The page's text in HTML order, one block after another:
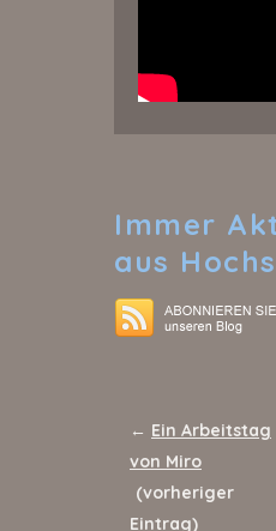
Immer
aus
← Ein Arbeitstag
von Miro
(vorheriger
Eintrag)